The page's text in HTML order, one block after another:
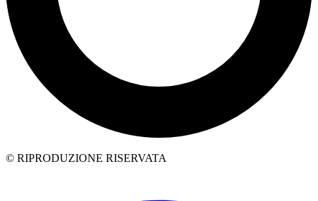
© RIPRODUZIONE RISERVATA